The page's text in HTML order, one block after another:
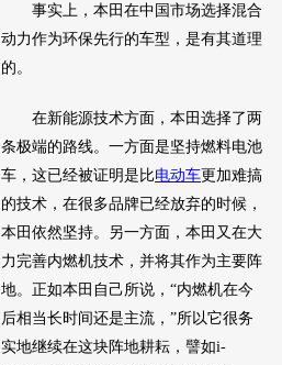
事实上， 本田 在中国市场选择混合
动力作为环保先行的车型，是有其道理
的。
在新能源技术方面， 本田 选择了两
条极端的路线。一方面是坚持燃料电池
车，这已经被证明是比电动车更加难搞
的技术，在很多品牌已经放弃的时候，
本田 依然坚持。另一方面， 本田 又在大
力完善内燃机技术，并将其作为主要阵
地。正如本田 自己所说，“内燃机在今
后相当长时间还是主流，”所以它很务
实地继续在这块阵地耕耘，譬如i-